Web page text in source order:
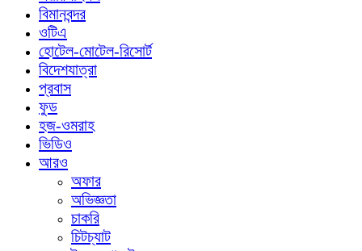
বিমানবন্দর
ওটিএ
হোটেল-মোটেল-রিসোর্ট
বিদেশযাত্রা
প্রবাস
ফুড
হজ-ওমরাহ
ভিডিও
আরও
অফার
অভিজ্ঞতা
চাকরি
চিটচ্যাট